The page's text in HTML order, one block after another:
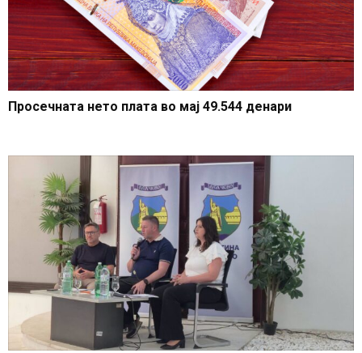
Просечната нето плата во мај 49.544 денари